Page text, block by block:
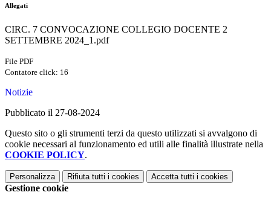
Allegati
CIRC. 7 CONVOCAZIONE COLLEGIO DOCENTE 2
SETTEMBRE 2024_1.pdf
File PDF
Contatore click: 16
Notizie
Pubblicato il 27-08-2024
Questo sito o gli strumenti terzi da questo utilizzati si avvalgono di
cookie necessari al funzionamento ed utili alle finalità illustrate nella
COOKIE POLICY.
Personalizza Rifiuta tutti i cookies Accetta tutti i cookies
Gestione cookie